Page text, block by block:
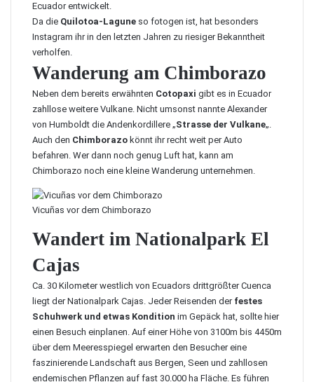
Ecuador entwickelt.
Da die Quilotoa-Lagune so fotogen ist, hat besonders
Instagram ihr in den letzten Jahren zu riesiger Bekanntheit
verholfen.
Wanderung am Chimborazo
Neben dem bereits erwähnten Cotopaxi gibt es in Ecuador
zahllose weitere Vulkane. Nicht umsonst nannte Alexander
von Humboldt die Andenkordillere „Strasse der Vulkane„.
Auch den Chimborazo könnt ihr recht weit per Auto
befahren. Wer dann noch genug Luft hat, kann am
Chimborazo noch eine kleine Wanderung unternehmen.
Vicuñas vor dem Chimborazo
Wandert im Nationalpark El
Cajas
Ca. 30 Kilometer westlich von Ecuadors drittgrößter Cuenca
liegt der Nationalpark Cajas. Jeder Reisenden der festes
Schuhwerk und etwas Kondition im Gepäck hat, sollte hier
einen Besuch einplanen. Auf einer Höhe von 3100m bis 4450m
über dem Meeresspiegel erwarten den Besucher eine
faszinierende Landschaft aus Bergen, Seen und zahllosen
endemischen Pflanzen auf fast 30.000 ha Fläche. Es führen